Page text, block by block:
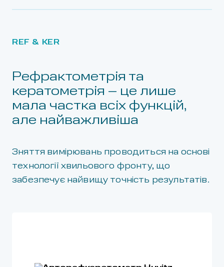
REF & KER
Рефрактометрія та
кератометрія – це лише
мала частка всіх функцій,
але найважливіша
Зняття вимірювань проводиться на основі
технології хвильового фронту, що
забезпечує найвищу точність результатів.